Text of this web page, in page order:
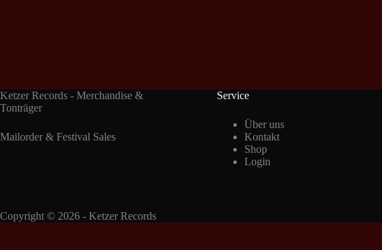
Ketzer Records - Merchandise &
Tonträger
Mailorder & Festival Sales
Service
Über uns
Kontakt
Shop
Login
Copyright © 2026 - Ketzer Records